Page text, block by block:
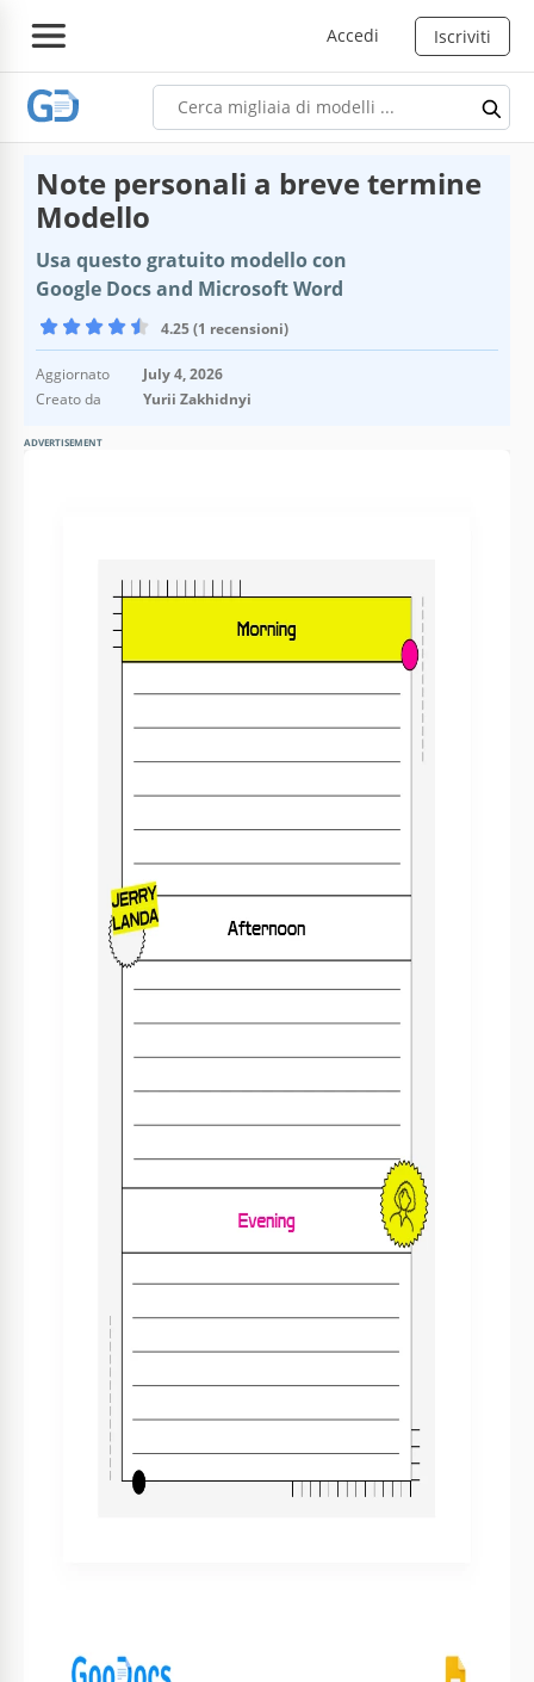
Accedi Iscriviti
Note personali a breve termine
Modello
Usa questo gratuito modello con
Google Docs and Microsoft Word
4.25 (1 recensioni)
Aggiornato
July 4, 2026
Creato da
Yurii Zakhidnyi
ADVERTISEMENT